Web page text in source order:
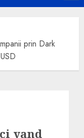
prin Dark
vand